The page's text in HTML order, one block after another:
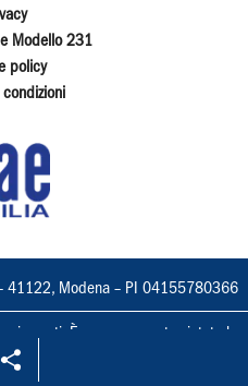
Modello 231
policy
condizioni
41122, Modena – PI 04155780366
È espressamente vietata la
e l'adattamento totale o parziale.